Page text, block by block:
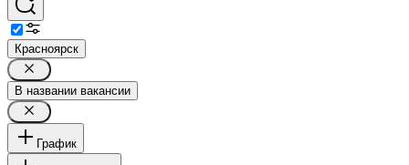
Красноярск
В названии вакансии
График